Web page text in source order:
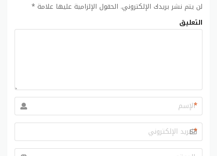
لن يتم نشر بريدك الإلكتروني. الحقول الإلزامية عليها علامة *
التعليق
*
*